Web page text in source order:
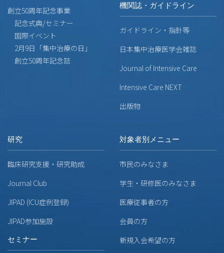
創立50周年記念事業
記念式典/セミナー
国際イベント
2月9日「集中治療の日」
創立50周年記念誌
機関誌・ガイドライン
ガイドライン・指針等
日本集中治療医学会雑誌
Journal of Intensive Care
Intensive Care NEXT
出版物
研究
臨床研究支援・研究助成
Journal Club
JIPAD (ICU症例登録)
JIPAD参加施設
セミナー
対象者別メニュー
市民のみなさま
学生・研修医のみなさま
医療従事者の方
会員の方
新規入会希望の方